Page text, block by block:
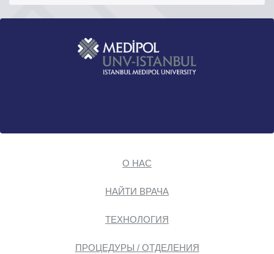
О НАС
НАЙТИ ВРАЧА
ТЕХНОЛОГИЯ
ПРОЦЕДУРЫ / ОТДЕЛЕНИЯ